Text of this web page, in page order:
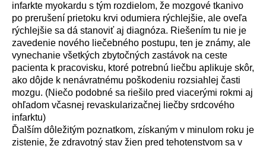
infarkte myokardu s tým rozdielom, že mozgové tkanivo
po prerušení prietoku krvi odumiera rýchlejšie, ale oveľa
rýchlejšie sa dá stanoviť aj diagnóza. Riešením tu nie je
zavedenie nového liečebného postupu, ten je známy, ale
vynechanie všetkých zbytočných zastávok na ceste
pacienta k pracovisku, ktoré potrebnú liečbu aplikuje skôr,
ako dôjde k nenávratnému poškodeniu rozsiahlej časti
mozgu. (Niečo podobné sa riešilo pred viacerými rokmi aj
ohľadom včasnej revaskularizačnej liečby srdcového
infarktu)
Ďalším dô ležitým poznatkom, získaným v minulom roku je
zistenie, že zdravotný stav žien pred tehotenstvom sa v